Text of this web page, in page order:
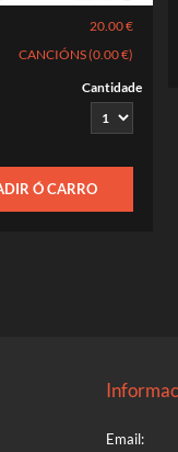
20.00 €
CANCIÓNS (0.00 €)
Cantidade
Ó CARRO
Email: